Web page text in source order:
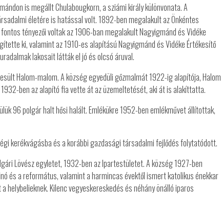
is megállt Chulabougkorn, a sziámi király különvonata. A
életére is hatással volt. 1892-ben megalakult az Önkéntes
tényezői voltak az 1906-ban megalakult Nagyigmánd és Vidéke
ki, valamint az 1910-es alapítású Nagyigmánd és Vidéke Értékesítő
lakosait látták el jó és olcsó áruval.
Halom-malom. A község egyedüli gőzmalmát 1922-ig alapítója, Halom
ben az alapító fia vette át az üzemeltetését, aki át is alakíttatta.
96 polgár halt hősi halált. Emlékükre 1952-ben emlékművet állítottak,
kerékvágásba és a korábbi gazdasági társadalmi fejlődés folytatódott.
Lövész egyletet, 1932-ben az Ipartestületet. A község 1927-ben
és a református, valamint a harmincas évektől ismert katolikus énekkar
Kilenc vegyeskereskedés és néhány önálló iparos